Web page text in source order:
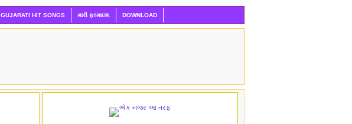
GUJARATI HIT SONGS મારી ફરમાઇશ DOWNLOAD